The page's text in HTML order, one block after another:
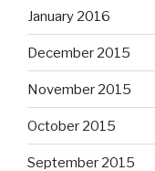
January 2016
December 2015
November 2015
October 2015
September 2015